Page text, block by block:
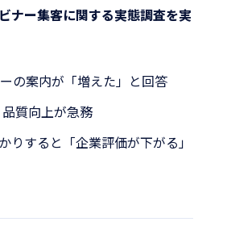
ナー集客に関する実態調査を実
の案内が「増えた」と回答
質向上が急務
すると「企業評価が下がる」